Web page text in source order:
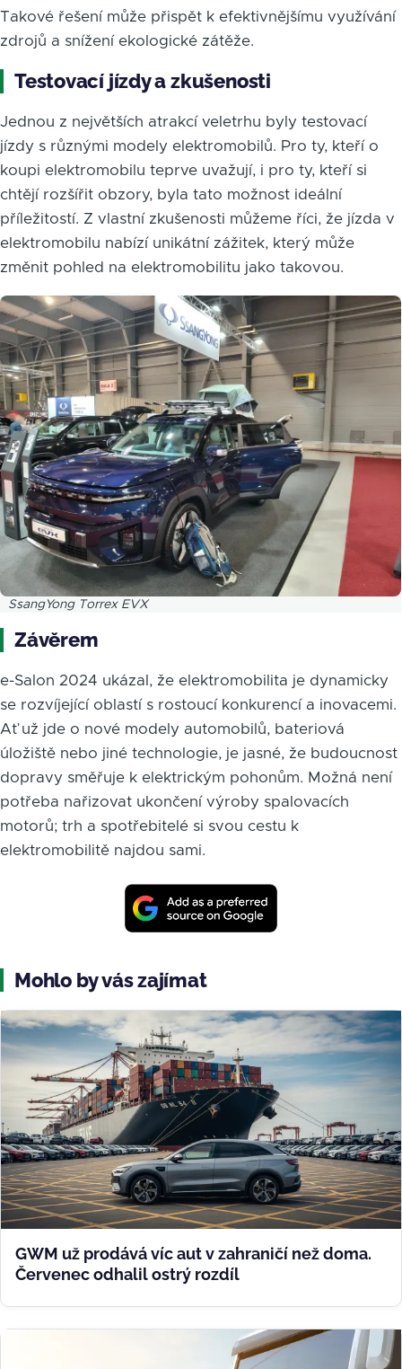
Takové řešení může přispět k efektivnějšímu využívání
zdrojů a snížení ekologické zátěže.
Testovací jízdy a zkušenosti
Jednou z největších atrakcí veletrhu byly testovací
jízdy s různými modely elektromobilů. Pro ty, kteří o
koupi elektromobilu teprve uvažují, i pro ty, kteří si
chtějí rozšířit obzory, byla tato možnost ideální
příležitostí. Z vlastní zkušenosti můžeme říci, že jízda v
elektromobilu nabízí unikátní zážitek, který může
změnit pohled na elektromobilitu jako takovou.
Obrázek
SsangYong Torrex EVX
Závěrem
e-Salon 2024 ukázal, že elektromobilita je dynamicky
se rozvíjející oblastí s rostoucí konkurencí a inovacemi.
Ať už jde o nové modely automobilů, bateriová
úložiště nebo jiné technologie, je jasné, že budoucnost
dopravy směřuje k elektrickým pohonům. Možná není
potřeba nařizovat ukončení výroby spalovacích
motorů; trh a spotřebitelé si svou cestu k
elektromobilitě najdou sami.
Mohlo by vás zajímat
GWM už prodává víc aut v zahraničí než doma.
Červenec odhalil ostrý rozdíl